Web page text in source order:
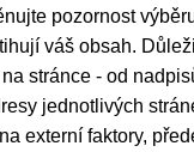
pozornost
váš obsah.
stránce - od
jednotlivých
externí faktory,